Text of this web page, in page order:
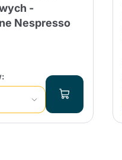
-
Nespresso
ilość